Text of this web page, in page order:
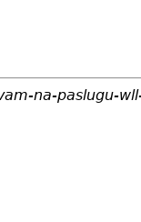
na-paslugu-